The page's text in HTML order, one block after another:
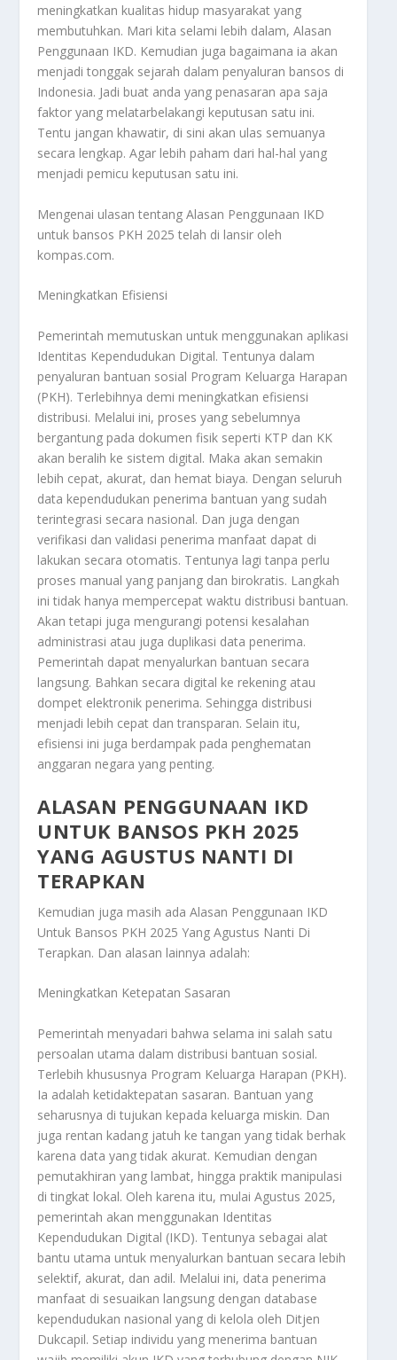
meningkatkan kualitas hidup masyarakat yang
membutuhkan. Mari kita selami lebih dalam,Alasan
Penggunaan IKD. Kemudian juga bagaimana ia akan
menjadi tonggak sejarah dalam penyaluran bansos di
Indonesia. Jadi buat anda yang penasaran apa saja
faktor yang melatarbelakangi keputusan satu ini.
Tentu jangan khawatir, di sini akan ulas semuanya
secara lengkap. Agar lebih paham dari hal-hal yang
menjadi pemicu keputusan satu ini.
Mengenai ulasan tentangAlasan Penggunaan IKD
untuk bansos PKH 2025 telah di lansir oleh
kompas.com.
Meningkatkan Efisiensi
Pemerintah memutuskan untuk menggunakan aplikasi
Identitas Kependudukan Digital. Tentunya dalam
penyaluran bantuan sosial Program Keluarga Harapan
(PKH). Terlebihnya demi meningkatkan efisiensi
distribusi. Melalui ini, proses yang sebelumnya
bergantung pada dokumen fisik seperti KTP dan KK
akan beralih ke sistem digital. Maka akan semakin
lebih cepat, akurat, dan hemat biaya. Dengan seluruh
data kependudukan penerima bantuan yang sudah
terintegrasi secara nasional. Dan juga dengan
verifikasi dan validasi penerima manfaat dapat di
lakukan secara otomatis. Tentunya lagi tanpa perlu
proses manual yang panjang dan birokratis. Langkah
ini tidak hanya mempercepat waktu distribusi bantuan.
Akan tetapi juga mengurangi potensi kesalahan
administrasi atau juga duplikasi data penerima.
Pemerintah dapat menyalurkan bantuan secara
langsung. Bahkan secara digital ke rekening atau
dompet elektronik penerima. Sehingga distribusi
menjadi lebih cepat dan transparan. Selain itu,
efisiensi ini juga berdampak pada penghematan
anggaran negara yang penting.
ALASAN PENGGUNAAN IKD
UNTUK BANSOS PKH 2025
YANG AGUSTUS NANTI DI
TERAPKAN
Kemudian juga masih adaAlasan Penggunaan IKD
Untuk Bansos PKH 2025 Yang Agustus Nanti Di
Terapkan. Dan alasan lainnya adalah:
Meningkatkan Ketepatan Sasaran
Pemerintah menyadari bahwa selama ini salah satu
persoalan utama dalam distribusi bantuan sosial.
Terlebih khususnya Program Keluarga Harapan (PKH).
Ia adalah ketidaktepatan sasaran. Bantuan yang
seharusnya di tujukan kepada keluarga miskin. Dan
juga rentan kadang jatuh ke tangan yang tidak berhak
karena data yang tidak akurat. Kemudian dengan
pemutakhiran yang lambat, hingga praktik manipulasi
di tingkat lokal. Oleh karena itu, mulai Agustus 2025,
pemerintah akan menggunakan Identitas
Kependudukan Digital (IKD). Tentunya sebagai alat
bantu utama untuk menyalurkan bantuan secara lebih
selektif, akurat, dan adil. Melalui ini, data penerima
manfaat di sesuaikan langsung dengan database
kependudukan nasional yang di kelola oleh Ditjen
Dukcapil. Setiap individu yang menerima bantuan